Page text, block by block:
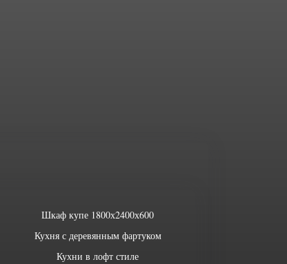
Шкаф купе 1800х2400х600
Кухня с деревянным фартуком
Кухни в лофт стиле